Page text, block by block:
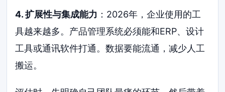
4. 扩展性与集成能力 ：2026年，企业使用的工
具越来越多。产品管理系统必须能和ERP、设计
工具或通讯软件打通。数据要能流通，减少人工
搬运。